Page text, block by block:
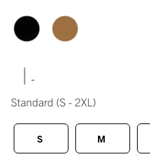
|
Standard (S - 2XL)
S M